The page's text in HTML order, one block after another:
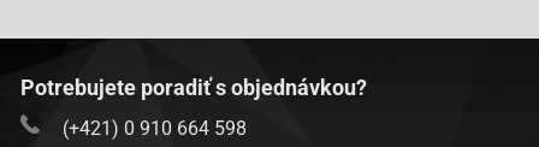
Potrebujete poradiť s objednávkou?
(+421) 0 910 664 598